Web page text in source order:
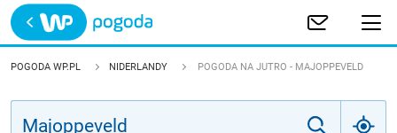
Trwa ładowanie
POLSKA
POGODA WP.PL NIDERLANDY POGODA NA JUTRO - MAJOPPEVELD